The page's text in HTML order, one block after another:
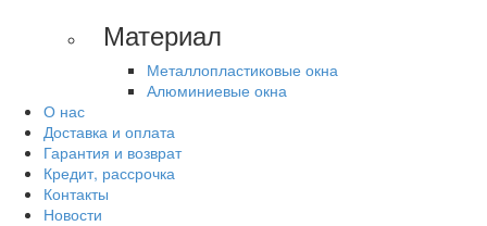
Материал
Металлопластиковые окна
Алюминиевые окна
О нас
Доставка и оплата
Гарантия и возврат
Кредит, рассрочка
Контакты
Новости